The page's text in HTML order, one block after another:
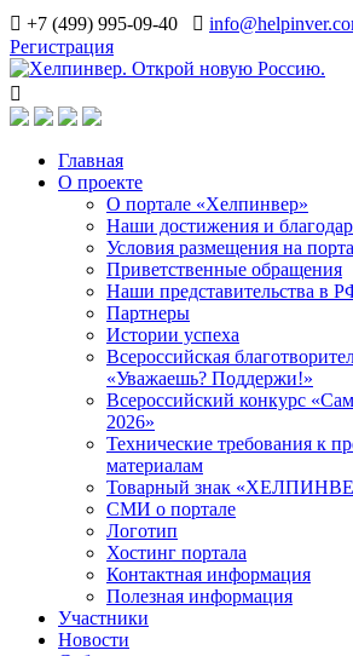
+7 (499) 995-09-40
Регистрация
Главная
О проекте
О портале «Хелпинвер»
Наши достижения и
Условия размещения на
Приветственные обращения
Наши представительства в
Партнеры
Истории успеха
Всероссийская
«Уважаешь? Поддержи!»
Всероссийский конкурс
2026»
Технические требования к
материалам
Товарный знак
СМИ о портале
Логотип
Хостинг портала
Контактная информация
Полезная информация
Участники
Новости